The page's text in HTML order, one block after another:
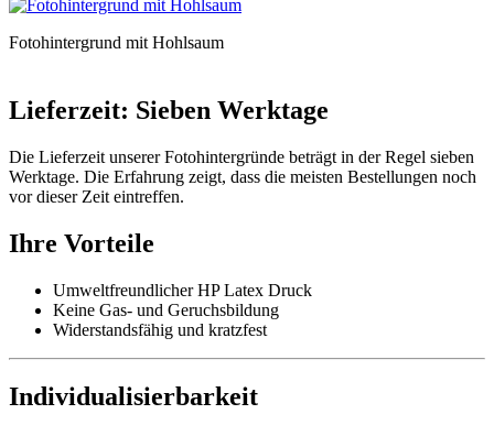
Fotohintergrund mit Hohlsaum
Lieferzeit: Sieben Werktage
Die Lieferzeit unserer Fotohintergründe beträgt in der Regel sieben
Werktage. Die Erfahrung zeigt, dass die meisten Bestellungen noch
vor dieser Zeit eintreffen.
Ihre Vorteile
Umweltfreundlicher HP Latex Druck
Keine Gas- und Geruchsbildung
Widerstandsfähig und kratzfest
Individualisierbarkeit